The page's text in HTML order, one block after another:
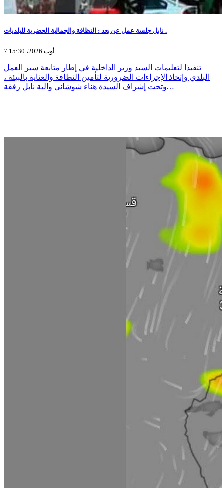
نابل جلسة عمل عن بعد : النظافة والجمالية الحضرية للبلديات .
7 أوت 2026، 15:30
تنفيذا لتعليمات السيد وزير الداخلية في إطار متابعة سير العمل
البلدي وإتخاذ الإجراءات الضرورية لتأمين النظافة والعناية بالبيئة ،
وتحت إشراف السيدة هناء شوشاني والية نابل رفقة…